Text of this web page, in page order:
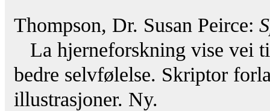
Thompson, Dr. Susan Peirce:
La hjerneforskning vise vei
bedre selvfølelse. Skriptor
illustrasjoner. Ny.